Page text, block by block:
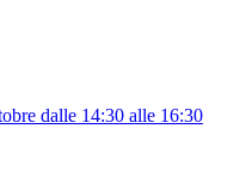
dalle 14:30 alle 16:30